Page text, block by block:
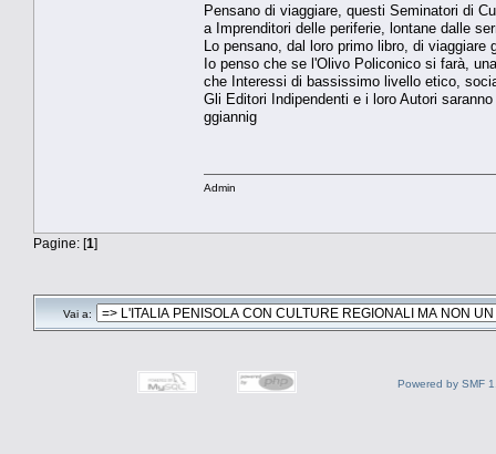
Pensano di viaggiare, questi Seminatori di
a Imprenditori delle periferie, lontane dalle
Lo pensano, dal loro primo libro, di
Io penso che se l'Olivo Policonico si farà,
che Interessi di bassissimo livello etico,
Gli Editori Indipendenti e i loro Autori
ggiannig
Admin
Pagine: [1]
Vai a:
Powered by SMF